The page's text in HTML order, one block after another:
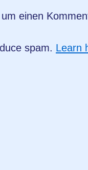
einen
spam. Learn